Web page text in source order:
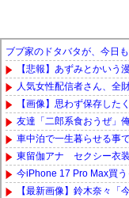
ブブ家のドタバタが、今日も
【悲報】あずみとかいう
人気女性配信者さん、全
【画像】思わず保存した
友達「二郎系食おうぜ」
車中泊で一生暮らせる事
東留伽アナ セクシー衣装
今iPhone 17 Pro Max買う
【最新画像】鈴木奈々「